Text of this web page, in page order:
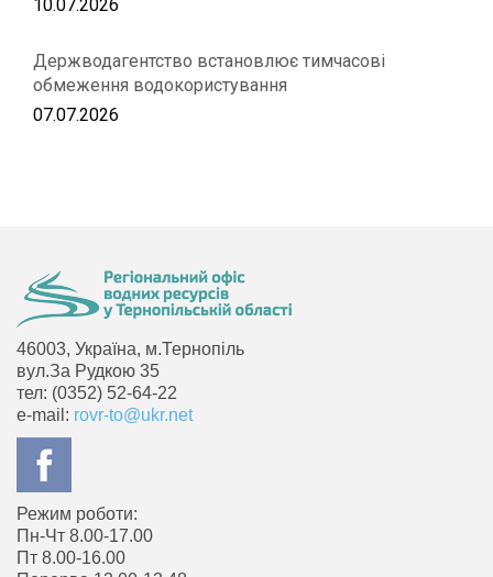
10.07.2026
Держводагентство встановлює тимчасові
обмеження водокористування
07.07.2026
46003, Україна, м.Тернопіль
вул.За Рудкою 35
тел: (0352) 52-64-22
e-mail: rovr-to@ukr.net
Режим роботи:
Пн-Чт 8.00-17.00
Пт 8.00-16.00